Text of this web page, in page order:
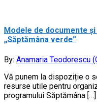
Modele de documente
„Săptămâna verde”
By: Anamaria Teodorescu
Vă punem la dispoziție o
resurse utile pentru
programului Săptămâna […]